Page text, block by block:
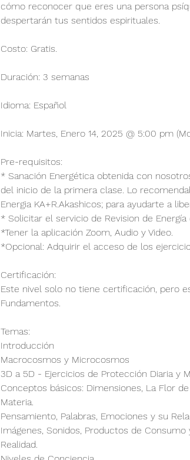
cómo reconocer que eres una persona
despertarán tus sentidos espirituales.
Costo: Gratis.
Duración: 3 semanas
Idioma: Español
Inicia: Martes, Enero 14, 2025 @ 5:00 pm
Pre-requisitos:
* Sanación Energética obtenida con
del inicio de la primera clase. Lo
Energia KA+R.Akashicos; para ayudarte a
* Solicitar el servicio de Revision de
*Tener la aplicación Zoom, Audio y Video.
*Opcional: Adquirir el acceso de los
​​Certificación:
Este nivel solo no tiene certificación, pero
Fundamentos.
Temas:
Introducción
Macrocosmos y Microcosmos
3D a 5D - Ejercicios de Protección Diaria y
Conceptos básicos: Dimensiones, La Flor
Materia.
Pensamiento, Palabras, Emociones y su
Imágenes, Sonidos, Productos de
Realidad.